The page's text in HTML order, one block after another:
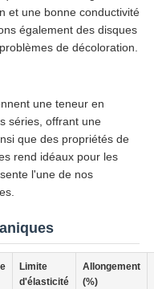
et une bonne conductivité
également des disques
de décoloration.
une teneur en
séries, offrant une
que des propriétés de
rend idéaux pour les
l'une de nos
Limite
d'élasticité
Allongement
(%)